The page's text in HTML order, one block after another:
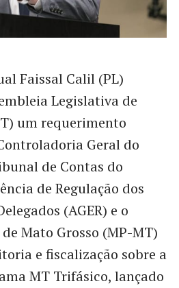
Faissal Calil (PL)
Legislativa de
um requerimento
Geral do
de Contas do
de Regulação dos
(AGER) e o
Mato Grosso (MP-MT)
e fiscalização sobre a
MT Trifásico, lançado